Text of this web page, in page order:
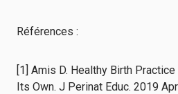
Références :
[1] Amis D. Healthy Birth
Its Own. J Perinat Educ. 2019